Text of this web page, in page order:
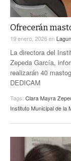
A MEDIA
A TODA
LA MEJOR
LA
Ofrecerán
19 enero, 2026en
La directora del
Zepeda García,
realizarán 40
DEDICAM
Tags: Clara Mayra
Instituto Municipal de la